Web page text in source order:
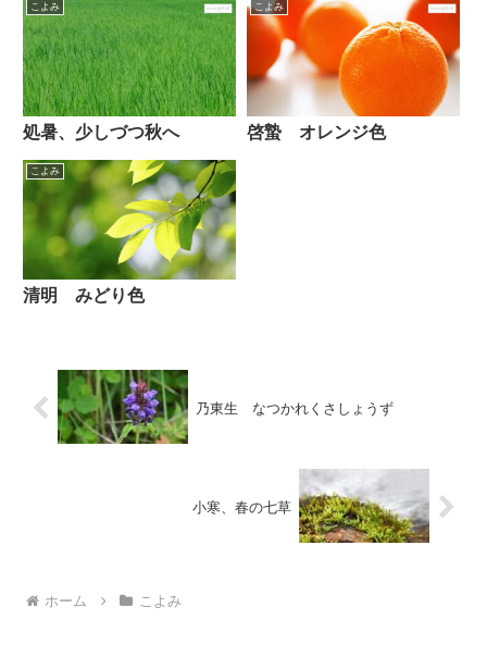
こよみ
処暑、少しづつ秋へ
こよみ
啓蟄 オレンジ色
こよみ
清明 みどり色
乃東生 なつかれくさしょうず
小寒、春の七草
ホーム こよみ